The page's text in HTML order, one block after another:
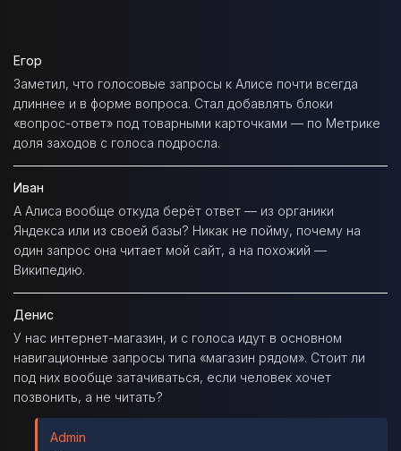
Егор
Заметил, что голосовые запросы к Алисе почти всегда
длиннее и в форме вопроса. Стал добавлять блоки
«вопрос-ответ» под товарными карточками — по Метрике
доля заходов с голоса подросла.
Иван
А Алиса вообще откуда берёт ответ — из органики
Яндекса или из своей базы? Никак не пойму, почему на
один запрос она читает мой сайт, а на похожий —
Википедию.
Денис
У нас интернет-магазин, и с голоса идут в основном
навигационные запросы типа «магазин рядом». Стоит ли
под них вообще затачиваться, если человек хочет
позвонить, а не читать?
Admin